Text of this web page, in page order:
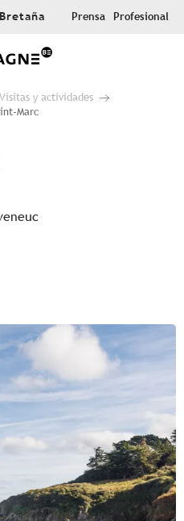
Prensa Profesional
Visitas y actividades
Marc